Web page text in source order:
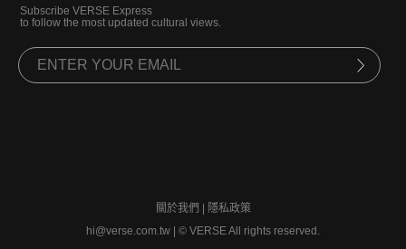
Subscribe VERSE Express
to follow the most updated cultural views.
關於我們
隱私政策
hi@verse.com.tw
© VERSE All rights reserved.